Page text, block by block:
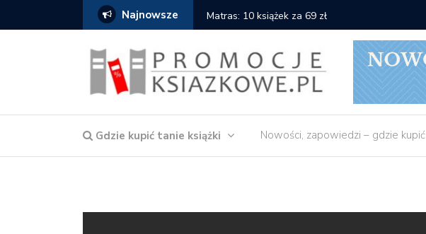
Najnowsze Matras: 10 książek za 69 zł
Gdzie kupić tanie książki Nowości, zapowiedzi – gdzie kupić